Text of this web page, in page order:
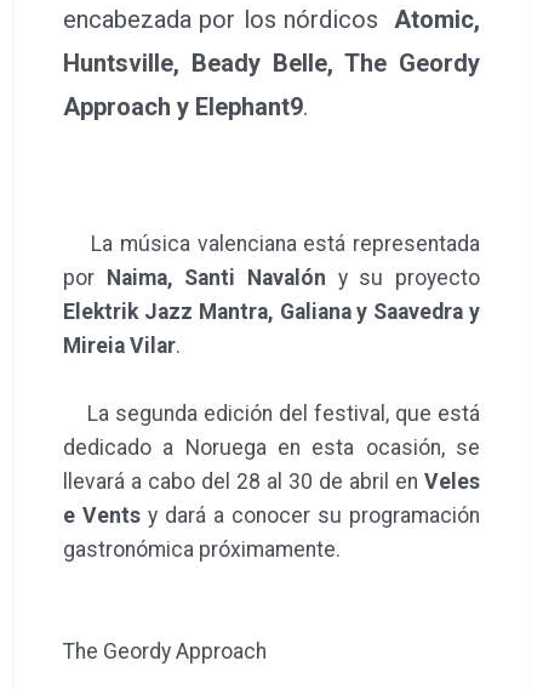
encabezada por los nórdicos Atomic,
Huntsville, Beady Belle, The Geordy
Approach y Elephant9.
La música valenciana está representada
por Naima, Santi Navalón y su proyecto
Elektrik Jazz Mantra, Galiana y Saavedra y
Mireia Vilar.
La segunda edición del festival, que está
dedicado a Noruega en esta ocasión, se
llevará a cabo del 28 al 30 de abril en Veles
e Vents y dará a conocer su programación
gastronómica próximamente.
The Geordy Approach